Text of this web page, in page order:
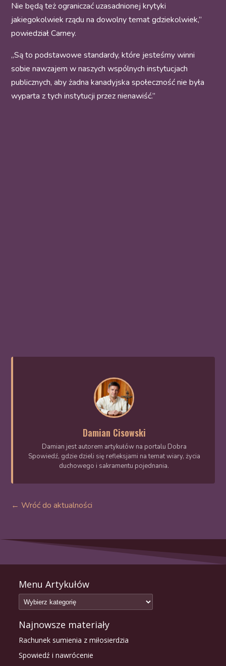
Nie będą też ograniczać uzasadnionej krytyki
jakiegokolwiek rządu na dowolny temat gdziekolwiek,”
powiedział Carney.
„Są to podstawowe standardy, które jesteśmy winni
sobie nawzajem w naszych wspólnych instytucjach
publicznych, aby żadna kanadyjska społeczność nie była
wyparta z tych instytucji przez nienawiść.”
Damian Cisowski
Damian jest autorem artykułów na portalu Dobra
Spowiedź, gdzie dzieli się refleksjami na temat wiary, życia
duchowego i sakramentu pojednania.
← Wróć do aktualności
Menu Artykułów
Najnowsze materiały
Rachunek sumienia z miłosierdzia
Spowiedź i nawrócenie